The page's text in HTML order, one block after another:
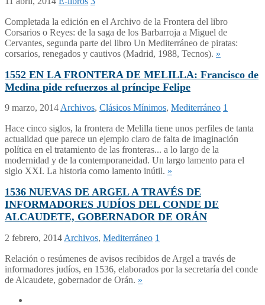
Completada la edición en el Archivo de la Frontera del libro
Corsarios o Reyes: de la saga de los Barbarroja a Miguel de
Cervantes, segunda parte del libro Un Mediterráneo de piratas:
corsarios, renegados y cautivos (Madrid, 1988, Tecnos). »
1552 EN LA FRONTERA DE MELILLA: Francisco de
Medina pide refuerzos al príncipe Felipe
9 marzo, 2014Archivos, Clásicos Mínimos, Mediterráneo 1
Hace cinco siglos, la frontera de Melilla tiene unos perfiles de tanta
actualidad que parece un ejemplo claro de falta de imaginación
política en el tratamiento de las fronteras... a lo largo de la
modernidad y de la contemporaneidad. Un largo lamento para el
siglo XXI. La historia como lamento inútil. »
1536 NUEVAS DE ARGEL A TRAVÉS DE
INFORMADORES JUDÍOS DEL CONDE DE
ALCAUDETE, GOBERNADOR DE ORÁN
2 febrero, 2014 Archivos, Mediterráneo 1
Relación o resúmenes de avisos recibidos de Argel a través de
informadores judíos, en 1536, elaborados por la secretaría del conde
de Alcaudete, gobernador de Orán. »